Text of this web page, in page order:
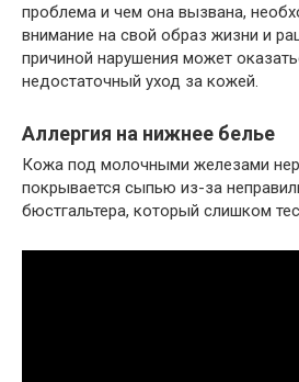
проблема и чем она вызвана,
внимание на свой образ жизни и
причиной нарушения может
недостаточный уход за кожей.
Аллергия на нижнее белье
Кожа под молочными железами
покрывается сыпью из-за
бюстгальтера, который слишком